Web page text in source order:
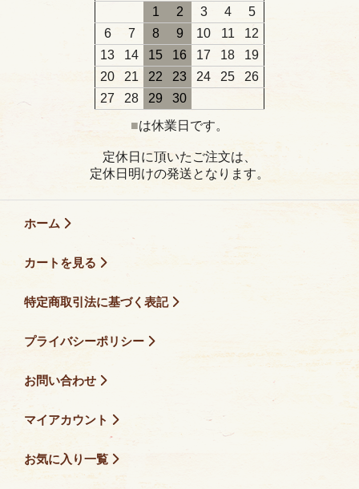
1
2 3 4
5
6
7 8 9 10 11
12
13
14 15 16 17 18
19
20
21 22 23 24 25
26
27
28 29
30
■は休業日です。
定休日に頂いたご注文は、
定休日明けの発送となります。
ホーム
カートを見る
特定商取引法に基づく表記
プライバシーポリシー
お問い合わせ
マイアカウント
お気に入り一覧